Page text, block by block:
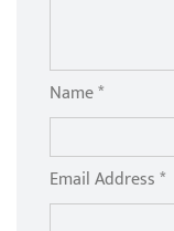
Name *
Email Address *